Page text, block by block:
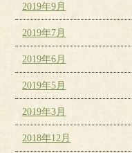
2019年9月
2019年7月
2019年6月
2019年5月
2019年3月
2018年12月